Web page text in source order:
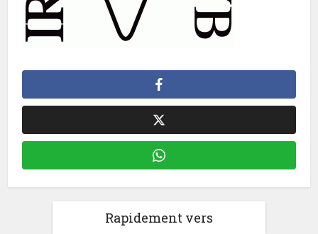
Rapidement vers